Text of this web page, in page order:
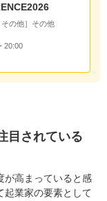
その他］その他
20:00
目されている
高まっていると感
起業家の要素として